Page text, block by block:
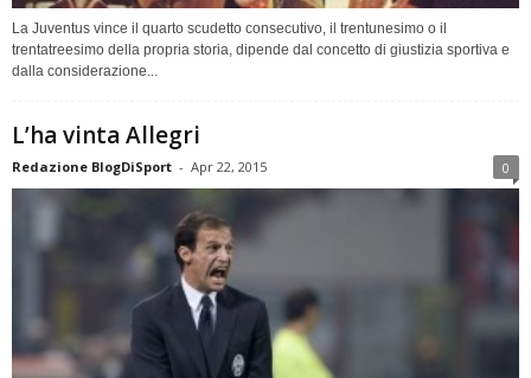
La Juventus vince il quarto scudetto consecutivo, il trentunesimo o il
trentatreesimo della propria storia, dipende dal concetto di giustizia sportiva e
dalla considerazione...
L’ha vinta Allegri
Redazione BlogDiSport - Apr 22, 2015 0